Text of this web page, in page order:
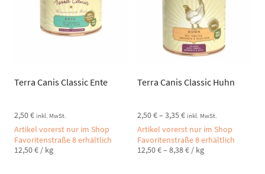
Terra Canis Classic Ente
2,50€ inkl. MwSt.
Artikel vorerst nur im Shop
Favoritenstraße 8 erhältlich
12,50€ / kg
Terra Canis Classic Huhn
2,50€– 3,35€ inkl. MwSt.
Artikel vorerst nur im Shop
Favoritenstraße 8 erhältlich
12,50€– 8,38€ / kg